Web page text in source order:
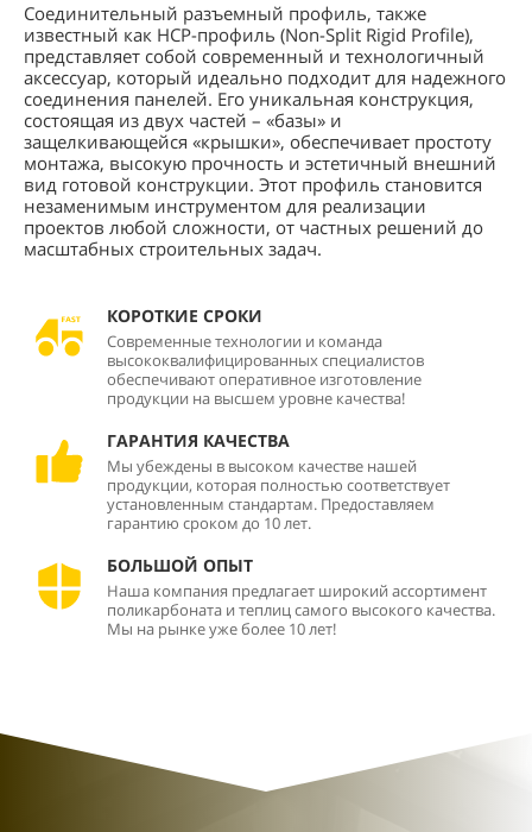
Соединительный разъемный профиль, также
известный как НСР-профиль (Non-Split Rigid Profile),
представляет собой современный и технологичный
аксессуар, который идеально подходит для надежного
соединения панелей. Его уникальная конструкция,
состоящая из двух частей – «базы» и
защелкивающейся «крышки», обеспечивает простоту
монтажа, высокую прочность и эстетичный внешний
вид готовой конструкции. Этот профиль становится
незаменимым инструментом для реализации
проектов любой сложности, от частных решений до
масштабных строительных задач.
КОРОТКИЕ СРОКИ
Современные технологии и команда
высококвалифицированных специалистов
обеспечивают оперативное изготовление
продукции на высшем уровне качества!
ГАРАНТИЯ КАЧЕСТВА
Мы убеждены в высоком качестве нашей
продукции, которая полностью соответствует
установленным стандартам. Предоставляем
гарантию сроком до 10 лет.
БОЛЬШОЙ ОПЫТ
Наша компания предлагает широкий ассортимент
поликарбоната и теплиц самого высокого качества.
Мы на рынке уже более 10 лет!